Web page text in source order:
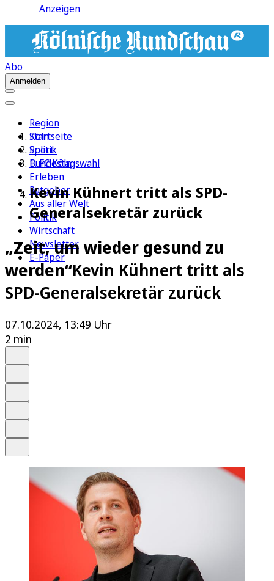
Anzeigen
Abo
Anmelden
Region
Köln
Sport
1. FC Köln
Erleben
Ratgeber
Aus aller Welt
Politik
Wirtschaft
Newsletter
E-Paper
Startseite
Politik
Bundestagswahl
Kevin Kühnert tritt als SPD-
Generalsekretär zurück
„Zeit, um wieder gesund zu
werden“Kevin Kühnert tritt als
SPD-Generalsekretär zurück
07.10.2024, 13:49 Uhr
2 min